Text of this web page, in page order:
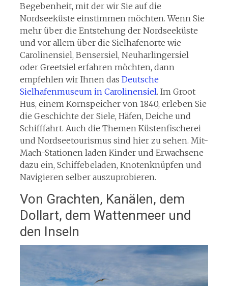
Begebenheit, mit der wir Sie auf die
Nordseeküste einstimmen möchten. Wenn Sie
mehr über die Entstehung der Nordseeküste
und vor allem über die Sielhafenorte wie
Carolinensiel, Bensersiel, Neuharlingersiel
oder Greetsiel erfahren möchten, dann
empfehlen wir Ihnen das Deutsche
Sielhafenmuseum in Carolinensiel. Im Groot
Hus, einem Kornspeicher von 1840, erleben Sie
die Geschichte der Siele, Häfen, Deiche und
Schifffahrt. Auch die Themen Küstenfischerei
und Nordseetourismus sind hier zu sehen. Mit-
Mach-Stationen laden Kinder und Erwachsene
dazu ein, Schiffebeladen, Knotenknüpfen und
Navigieren selber auszuprobieren.
Von Grachten, Kanälen, dem
Dollart, dem Wattenmeer und
den Inseln